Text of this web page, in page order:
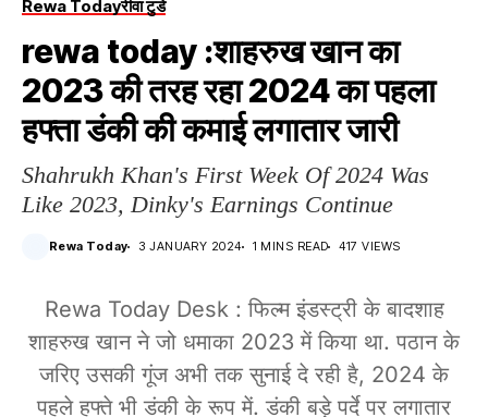
Rewa Todayरीवा टुडे
rewa today :शाहरुख खान का
2023 की तरह रहा 2024 का पहला
हफ्ता डंकी की कमाई लगातार जारी
Shahrukh Khan's First Week Of 2024 Was
Like 2023, Dinky's Earnings Continue
Rewa Today 3 JANUARY 2024 1 MINS READ 417 VIEWS
Rewa Today Desk : फिल्म इंडस्ट्री के बादशाह
शाहरुख खान ने जो धमाका 2023 में किया था. पठान के
जरिए उसकी गूंज अभी तक सुनाई दे रही है, 2024 के
पहले हफ्ते भी डंकी के रूप में. डंकी बड़े पर्दे पर लगातार